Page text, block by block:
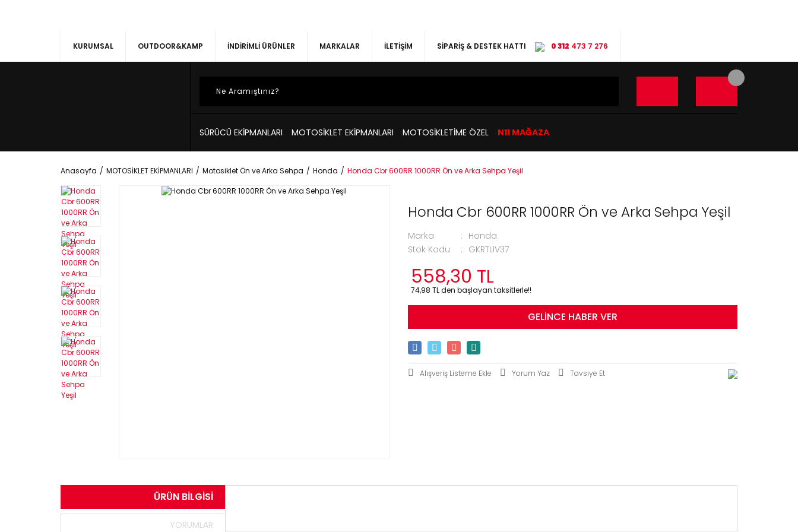
KURUMSAL OUTDOOR&KAMP İNDİRİMLİ ÜRÜNLER MARKALAR İLETİŞİM SİPARİŞ & DESTEK HATTI 0 312 473 7 276
SÜRÜCÜ EKİPMANLARI MOTOSİKLET EKİPMANLARI MOTOSİKLETİME ÖZEL N11 MAĞAZA
Anasayfa MOTOSİKLET EKİPMANLARI Motosiklet Ön ve Arka Sehpa Honda Honda Cbr 600RR 1000RR Ön ve Arka Sehpa Yeşil
Honda Cbr 600RR 1000RR Ön ve Arka Sehpa Yeşil
Marka
Honda
Stok Kodu
GKRTUV37
558,30 TL
74,98 TL den başlayan taksitlerle!!
GELİNCE HABER VER
Yorum Yaz Tavsiye Et
ÜRÜN BILGISI
YORUMLAR